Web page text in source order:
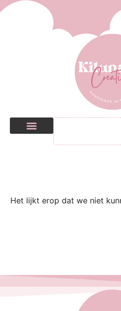
Het lijkt erop dat we niet